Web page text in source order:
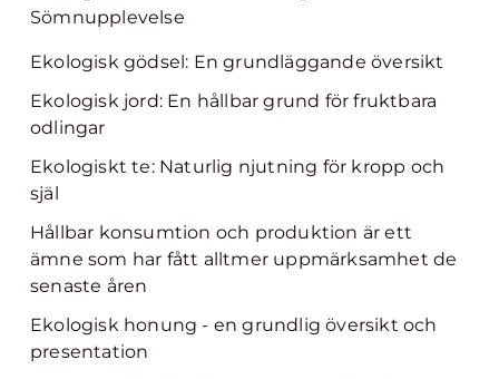
Sömnupplevelse
Ekologisk gödsel: En grundläggande översikt
Ekologisk jord: En hållbar grund för fruktbara
odlingar
Ekologiskt te: Naturlig njutning för kropp och
själ
Hållbar konsumtion och produktion är ett
ämne som har fått alltmer uppmärksamhet de
senaste åren
Ekologisk honung - en grundlig översikt och
presentation